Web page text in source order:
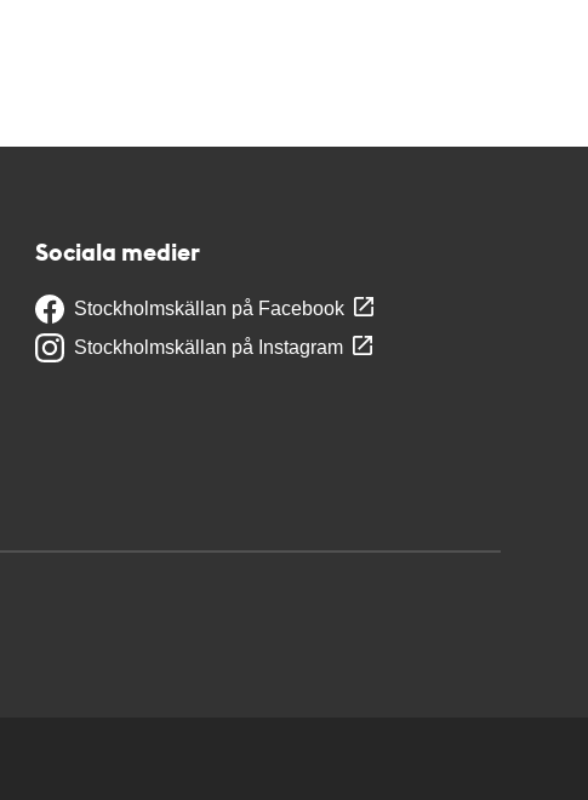
Sociala medier
Stockholmskällan på Facebook
Stockholmskällan på Instagram